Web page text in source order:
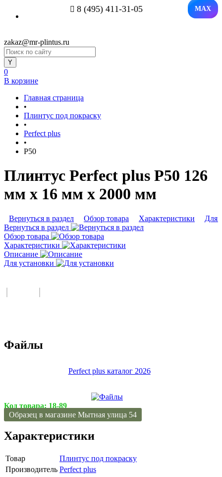
8 (495) 411-31-05 MAX
zakaz@mr-plintus.ru
0
В корзине
Главная страница
•
Плинтус под покраску
•
Perfect plus
•
P50
Плинтус Perfect plus P50 126
мм х 16 мм х 2000 мм
Вернуться в раздел Обзор товара Характеристики
Для
Вернуться в раздел
Обзор товара
Характеристики
Описание
Для установки
Файлы
Perfect plus каталог 2026
Код товара: 18-89
Образец в магазине Мытная улица 54
Характеристики
Товар
Плинтус под покраску
Производитель Perfect plus